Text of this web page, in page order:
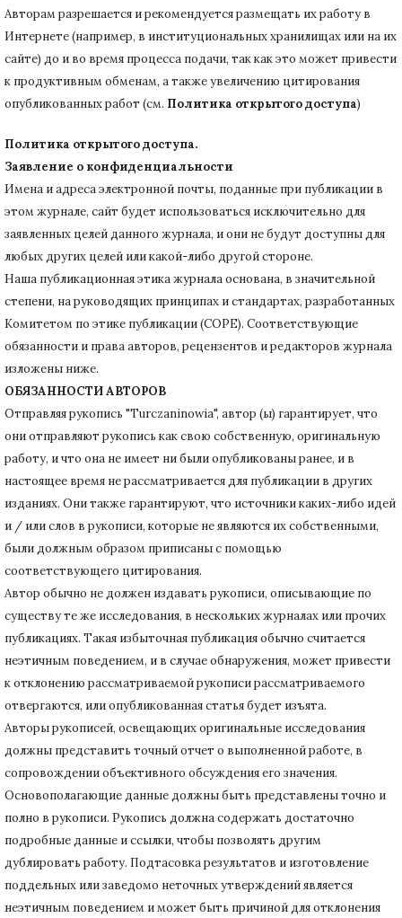
Авторам разрешается и рекомендуется размещать их работу в
Интернете (например, в институциональных хранилищах или на их
сайте) до и во время процесса подачи, так как это может привести
к продуктивным обменам, а также увеличению цитирования
опубликованных работ (см. Политика открытого доступа)
Политика открытого доступа.
Заявление о конфиденциальности
Имена и адреса электронной почты, поданные при публикации в
этом журнале, сайт будет использоваться исключительно для
заявленных целей данного журнала, и они не будут доступны для
любых других целей или какой-либо другой стороне.
Наша публикационная этика журнала основана, в значительной
степени, на руководящих принципах и стандартах, разработанных
Комитетом по этике публикации (COPE). Соответствующие
обязанности и права авторов, рецензентов и редакторов журнала
изложены ниже.
ОБЯЗАННОСТИ АВТОРОВ
Отправляя рукопись "Turczaninowia", автор (ы) гарантирует, что
они отправляют рукопись как свою собственную, оригинальную
работу, и что она не имеет ни были опубликованы ранее, и в
настоящее время не рассматривается для публикации в других
изданиях. Они также гарантируют, что источники каких-либо идей
и / или слов в рукописи, которые не являются их собственными,
были должным образом приписаны с помощью
соответствующего цитирования.
Автор обычно не должен издавать рукописи, описывающие по
существу те же исследования, в нескольких журналах или прочих
публикациях. Такая избыточная публикация обычно считается
неэтичным поведением, и в случае обнаружения, может привести
к отклонению рассматриваемой рукописи рассматриваемого
отвергаются, или опубликованная статья будет изъята.
Авторы рукописей, освещающих оригинальные исследования
должны представить точный отчет о выполненной работе, в
сопровождении объективного обсуждения его значения.
Основополагающие данные должны быть представлены точно и
полно в рукописи. Рукопись должна содержать достаточно
подробные данные и ссылки, чтобы позволять другим
дублировать работу. Подтасовка результатов и изготовление
поддельных или заведомо неточных утверждений является
неэтичным поведением и может быть причиной для отклонения